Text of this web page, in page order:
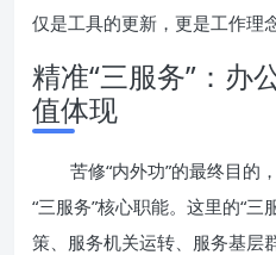
仅是工具的更新，更是工作理
精准“三服务”：办
值体现
苦修“内外功”的最终目的
“三服务”核心职能。这里的“三
策、服务机关运转、服务基层群